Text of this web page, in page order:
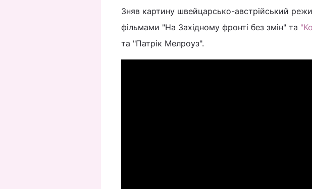
Зняв картину швейцарсько-австрійський
фільмами "На Західному фронті без змін" та
та "Патрік Мелроуз".